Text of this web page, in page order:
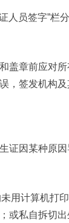
人员签字”
盖章前应对
，签发机构
证因某种原
用计算机打
或私自拆切